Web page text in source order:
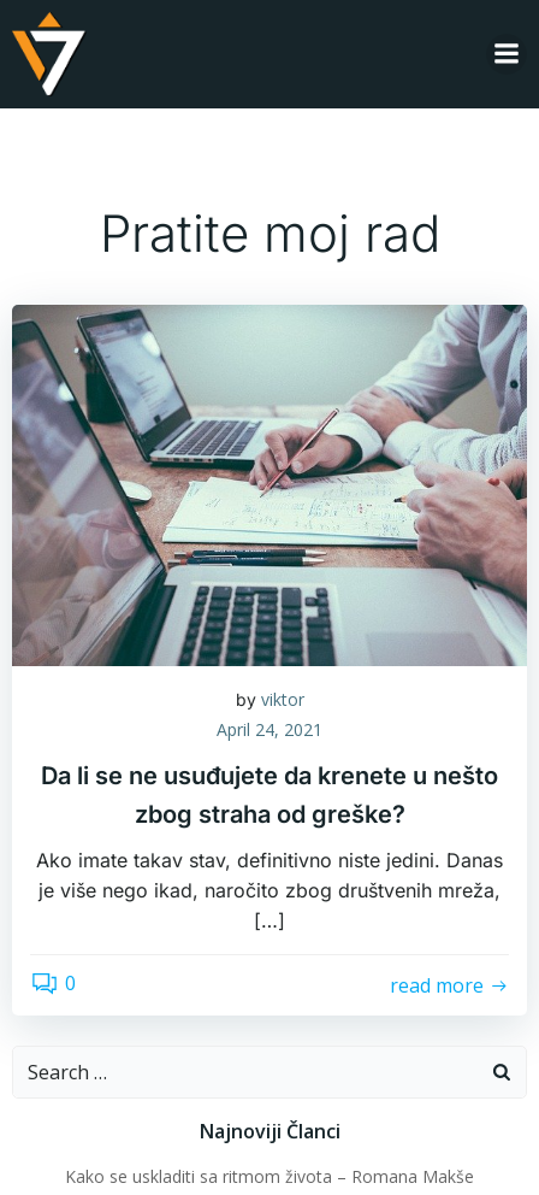
Pratite moj rad
by viktor
April 24, 2021
Da li se ne usuđujete da krenete u nešto
zbog straha od greške?
Ako imate takav stav, definitivno niste jedini. Danas
je više nego ikad, naročito zbog društvenih mreža,
[…]
0 read more
Search
Najnoviji Članci
Kako se uskladiti sa ritmom života – Romana Makše